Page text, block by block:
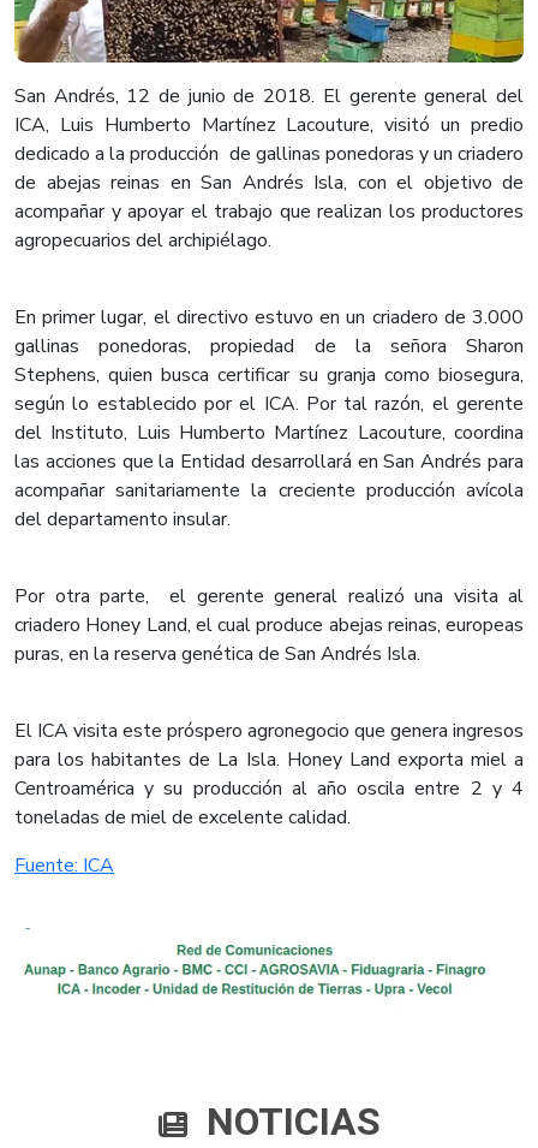
San Andrés, 12 de junio de 2018. El gerente general del
ICA, Luis Humberto Martínez Lacouture, visitó un predio
dedicado a la producción de gallinas ponedoras y un criadero
de abejas reinas en San Andrés Isla, con el objetivo de
acompañar y apoyar el trabajo que realizan los productores
agropecuarios del archipiélago.
En primer lugar, el directivo estuvo en un criadero de 3.000
gallinas ponedoras, propiedad de la señora Sharon
Stephens, quien busca certificar su granja como biosegura,
según lo establecido por el ICA. Por tal razón, el gerente
del Instituto, Luis Humberto Martínez Lacouture, coordina
las acciones que la Entidad desarrollará en San Andrés para
acompañar sanitariamente la creciente producción avícola
del departamento insular.
Por otra parte, el gerente general realizó una visita al
criadero Honey Land, el cual produce abejas reinas, europeas
puras, en la reserva genética de San Andrés Isla.
El ICA visita este próspero agronegocio que genera ingresos
para los habitantes de La Isla. Honey Land exporta miel a
Centroamérica y su producción al año oscila entre 2 y 4
toneladas de miel de excelente calidad.
​Fuente: ICA
NOTICIAS